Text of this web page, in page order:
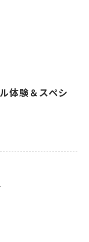
体験＆スペシ